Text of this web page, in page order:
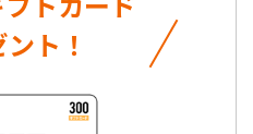
トカード
ト！